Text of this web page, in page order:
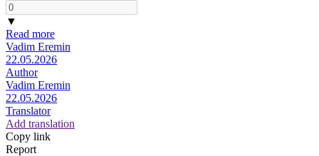
▼
Read more
Vadim Eremin
22.05.2026
Author
Vadim Eremin
22.05.2026
Translator
Add translation
Copy link
Report